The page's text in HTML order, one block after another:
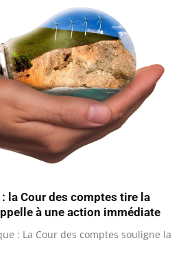
la Cour des comptes tire la
à une action immédiate
: La Cour des comptes souligne la